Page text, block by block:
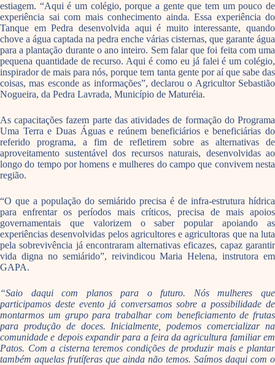
estiagem. “Aqui é um colégio, porque a gente que tem um pouco de
experiência sai com mais conhecimento ainda. Essa experiência do
Tanque em Pedra desenvolvida aqui é muito interessante, quando
chove a água captada na pedra enche várias cisternas, que garante água
para a plantação durante o ano inteiro. Sem falar que foi feita com uma
pequena quantidade de recurso. Aqui é como eu já falei é um colégio,
inspirador de mais para nós, porque tem tanta gente por aí que sabe das
coisas, mas esconde as informações”, declarou o Agricultor Sebastião
Nogueira, da Pedra Lavrada, Município de Maturéia.
As capacitações fazem parte das atividades de formação do Programa
Uma Terra e Duas Águas e reúnem beneficiários e beneficiárias do
referido programa, a fim de refletirem sobre as alternativas de
aproveitamento sustentável dos recursos naturais, desenvolvidas ao
longo do tempo por homens e mulheres do campo que convivem nesta
região.
“O que a população do semiárido precisa é de infra-estrutura hídrica
para enfrentar os períodos mais críticos, precisa de mais apoios
governamentais que valorizem o saber popular apoiando as
experiências desenvolvidas pelos agricultores e agricultoras que na luta
pela sobrevivência já encontraram alternativas eficazes, capaz garantir
vida digna no semiárido”, reivindicou Maria Helena, instrutora em
GAPA.
“Saio daqui com planos para o futuro. Nós mulheres que
participamos deste evento já conversamos sobre a possibilidade de
montarmos um grupo para trabalhar com beneficiamento de frutas
para produção de doces. Inicialmente, podemos comercializar na
comunidade e depois expandir para a feira da agricultura familiar em
Patos. Com a cisterna teremos condições de produzir mais e plantar
também aquelas frutíferas que ainda não temos. Saímos daqui com o